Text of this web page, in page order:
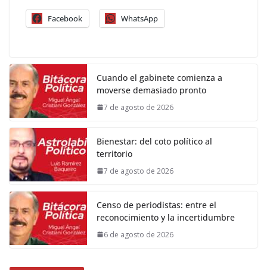
Facebook WhatsApp
Cuando el gabinete comienza a
moverse demasiado pronto
7 de agosto de 2026
Bienestar: del coto político al
territorio
7 de agosto de 2026
Censo de periodistas: entre el
reconocimiento y la incertidumbre
6 de agosto de 2026